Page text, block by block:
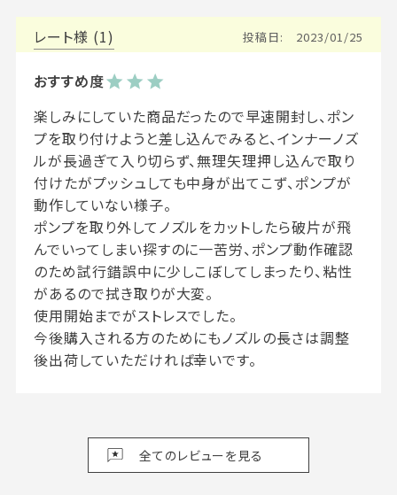
レート 1 投稿日 2023/01/25
楽しみにしていた商品だったので早速開封し、ポン
プを取り付けようと差し込んでみると、インナーノズ
ルが長過ぎて入り切らず、無理矢理押し込んで取り
付けたがプッシュしても中身が出てこず、ポンプが
動作していない様子。
ポンプを取り外してノズルをカットしたら破片が飛
んでいってしまい探すのに一苦労、ポンプ動作確認
のため試行錯誤中に少しこぼしてしまったり、粘性
があるので拭き取りが大変。
使用開始までがストレスでした。
今後購入される方のためにもノズルの長さは調整
後出荷していただければ幸いです。